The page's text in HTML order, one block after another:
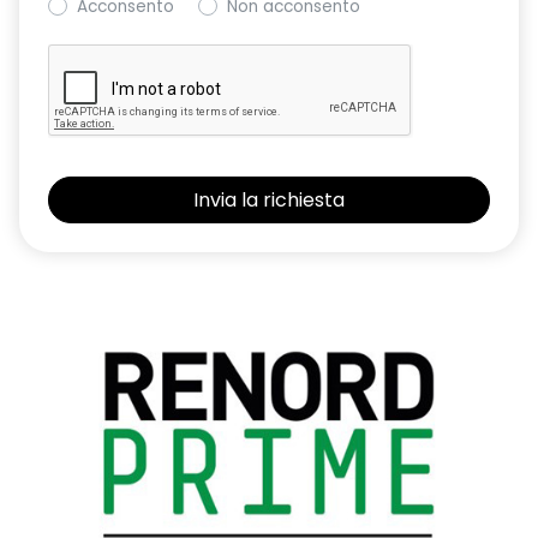
Freno di stazionamento elettrico con funzione auto-hold
Hands-free parking
Intelligent Cruise Control
Keyless Entry
Lane Departure Warning (avviso superamento linea)
Lane Keep Assist (assistenza al mantenimento della corsia)
Logo nouvel R ice black
Luci diurne a LED
Acconsento
Non acconsento